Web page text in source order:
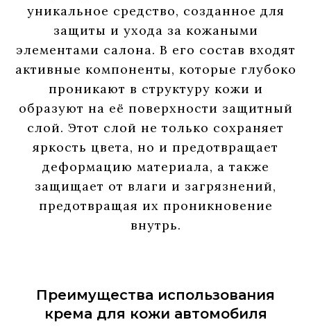
уникальное средство, созданное для
защиты и ухода за кожаными
элементами салона. В его состав входят
активные компоненты, которые глубоко
проникают в структуру кожи и
образуют на её поверхности защитный
слой. Этот слой не только сохраняет
яркость цвета, но и предотвращает
деформацию материала, а также
защищает от влаги и загрязнений,
предотвращая их проникновение
внутрь.
Преимущества использования
крема для кожи автомобиля